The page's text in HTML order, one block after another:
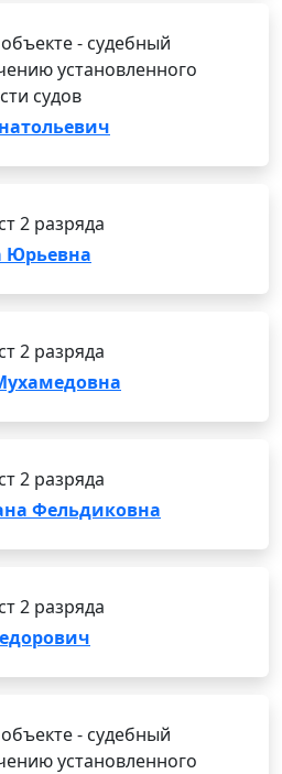
- судебный
установленного
судов
2 разряда
Юрьевна
2 разряда
2 разряда
Фельдиковна
2 разряда
- судебный
установленного